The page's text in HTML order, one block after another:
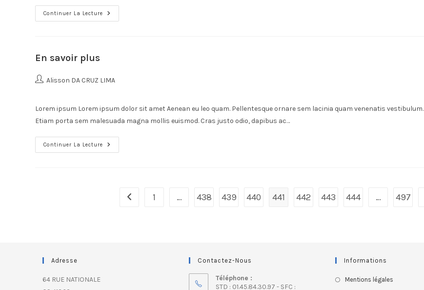
Continuer La Lecture
En savoir plus
Alisson DA CRUZ LIMA
Lorem ipsum Lorem ipsum dolor sit amet Aenean eu leo quam. Pellentesque ornare sem lacinia quam venenatis vestibulum.
Etiam porta sem malesuada magna mollis euismod. Cras justo odio, dapibus ac…
Continuer La Lecture
1 … 438 439 440 441 442 443 444 … 497
Adresse
64 RUE NATIONALE
Contactez-Nous
Téléphone :
STD : 01.45.84.30.97 - SFC :
Informations
Mentions légales